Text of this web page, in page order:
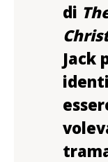
di
Jack